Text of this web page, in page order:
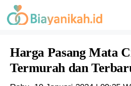
Langsung
ke
Harga Pasang Mata
Termurah dan